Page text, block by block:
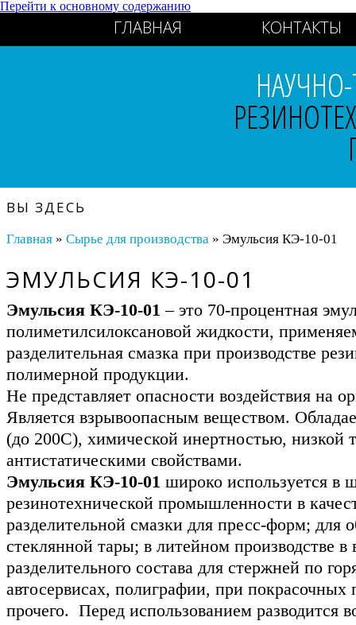
Перейти к основному содержанию
ГЛАВНАЯ КОНТАКТЫ
ВЫ ЗДЕСЬ
Главная» Сырье для производства» Эмульсия КЭ-10-01
ЭМУЛЬСИЯ КЭ-10-01
Эмульсия КЭ-10-01– это 70-процентная
полиметилсилоксановой жидкости,
разделительная смазка при производстве
полимерной продукции.
Не представляет опасности воздействия на
Является взрывоопасным веществом.
(до 200С), химической инертностью, низкой
антистатическими свойствами.
Эмульсия КЭ-10-01 широко используется в
резинотехнической промышленности в
разделительной смазки для пресс-форм; для
стеклянной тары; в литейном производстве в
разделительного состава для стержней по
автосервисах, полиграфии, при покрасочных
прочего. Перед использованием разводится